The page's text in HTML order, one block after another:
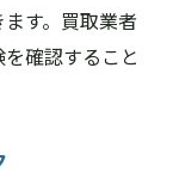
見極める秘
す。買取業者
確認すること